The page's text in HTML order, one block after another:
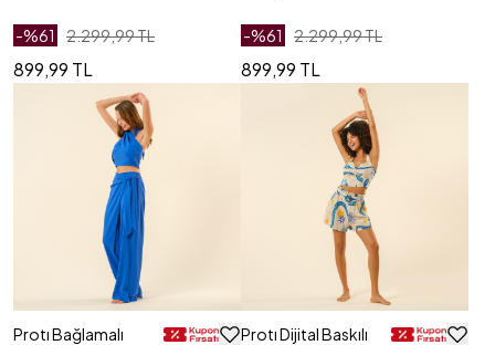
-%61 2.299,99 TL
899,99 TL
-%61 2.299,99 TL
899,99 TL
Protı Bağlamalı
Protı Dijital Baskılı